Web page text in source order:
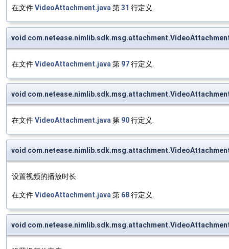
在文件VideoAttachment.java 第31 行定义.
void
在文件VideoAttachment.java 第 97行定义.
void
在文件VideoAttachment.java 第 90行定义.
void
设置视频的播放时长
在文件VideoAttachment.java 第 68行定义.
void